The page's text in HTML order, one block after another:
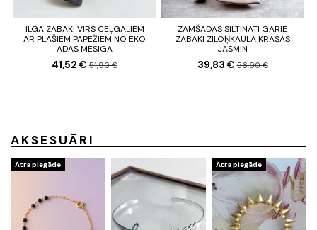
ILGA ZĀBAKI VIRS CEĻGALIEM
AR PLAŠIEM PAPĒŽIEM NO EKO
ĀDAS MESIGA
41,52 € 51,90 €
ZAMŠĀDAS SILTINĀTI GARIE
ZĀBAKI ZILOŅKAULA KRĀSAS
JASMIN
39,83 €56,90 €
AKSESUĀRI
Ātra piegāde Ātra piegāde